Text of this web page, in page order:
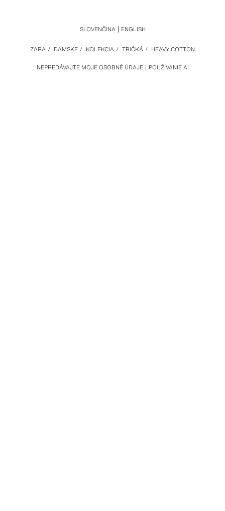
NEPREDÁVAJTE MOJE OSOBNÉ ÚDAJE POUŽÍVANIE AI
ZARA / DÁMSKE / KOLEKCIA / TRIČKÁ / HEAVY COTTON
SLOVENČINA ENGLISH